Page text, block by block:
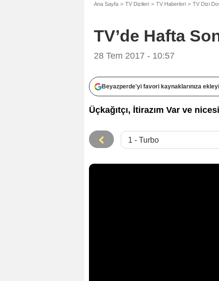
Ana Sayfa TV Dizileri TV Haberleri TV Dizi
TV’de Hafta
28 Tem 2017 - 10:57
Beyazperde'yi favori kaynaklarınıza
Üçkağıtçı, İtirazım Var ve